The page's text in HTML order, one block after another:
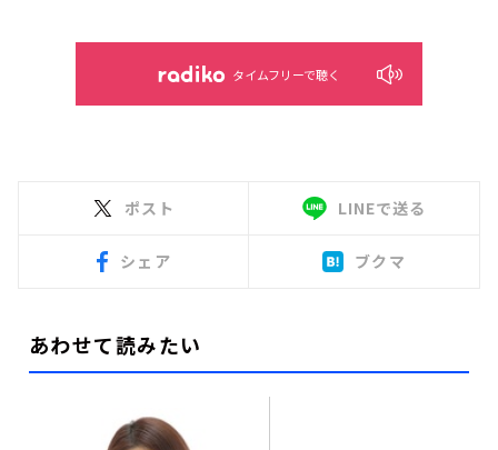
タイムフリーで聴く
ポスト LINEで送る
シェア ブクマ
あわせて読みたい